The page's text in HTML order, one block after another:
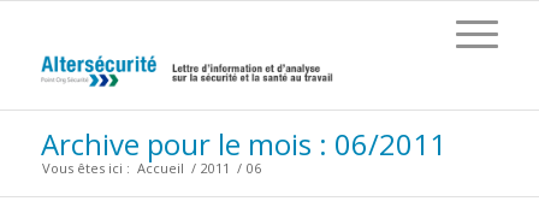
Archive pour le mois : 06/2011
Vous êtes ici : Accueil / 2011 / 06